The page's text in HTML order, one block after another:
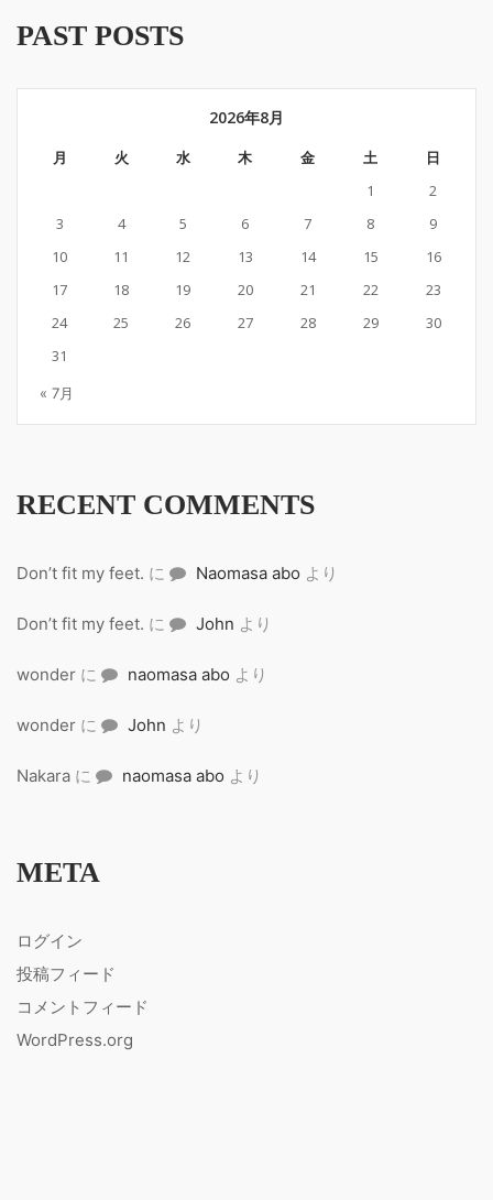
PAST POSTS
2026年8月
月 火 水 木 金 土
日
1
2
3
4 5 6 7 8
9
10
11 12 13 14 15
16
17
18 19 20 21 22
23
24
25 26 27 28 29
30
31
« 7月
RECENT COMMENTS
Don’t fit my feet. に Naomasa abo より
Don’t fit my feet. に John より
wonder に naomasa abo より
wonder に John より
Nakara に naomasa abo より
META
ログイン
投稿フィード
コメントフィード
WordPress.org